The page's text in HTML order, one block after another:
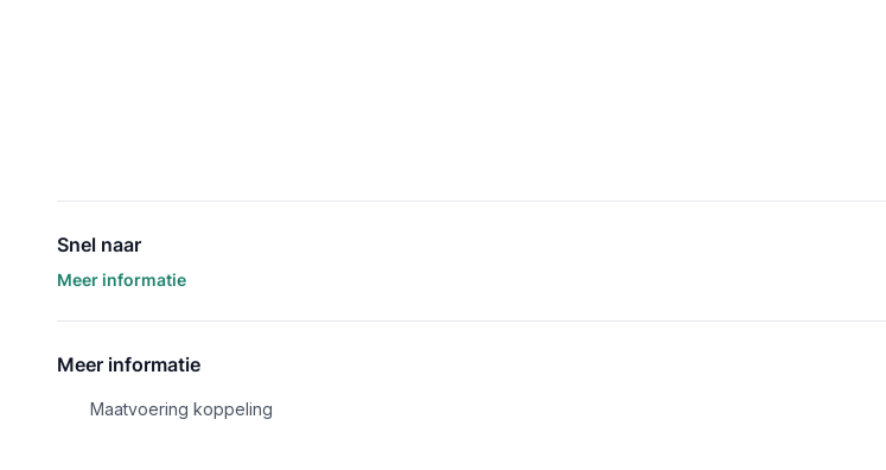
Snel naar
Meer informatie
Meer informatie
Maatvoering koppeling